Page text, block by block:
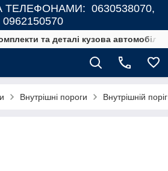
0630538070,
0962150570
та деталі кузова автомобілів
Внутрішні пороги Внутрішній